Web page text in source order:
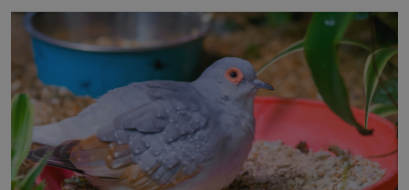
jednoduchost, měkkost a bezpečí, proto by pokoj
miminka měl působit především klidně a útulně.
Předškolní věk je